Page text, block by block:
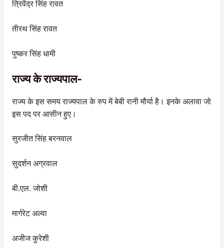
त्रिवेंद्र सिंह रावत
तीरथ सिंह रावत
पुष्कर सिंह धामी
राज्य के राज्यपाल-
राज्य के इस समय राज्यपाल के रुप में बेबी रानी मौर्या है। इनके अलावा जो
इस पद पर आसीन हुए।
सुरजीत सिंह बरनवाल
सुदर्शन अग्रवाल
बी.एल. जोशी
मार्गरेट अल्वा
अजीज कुरेशी